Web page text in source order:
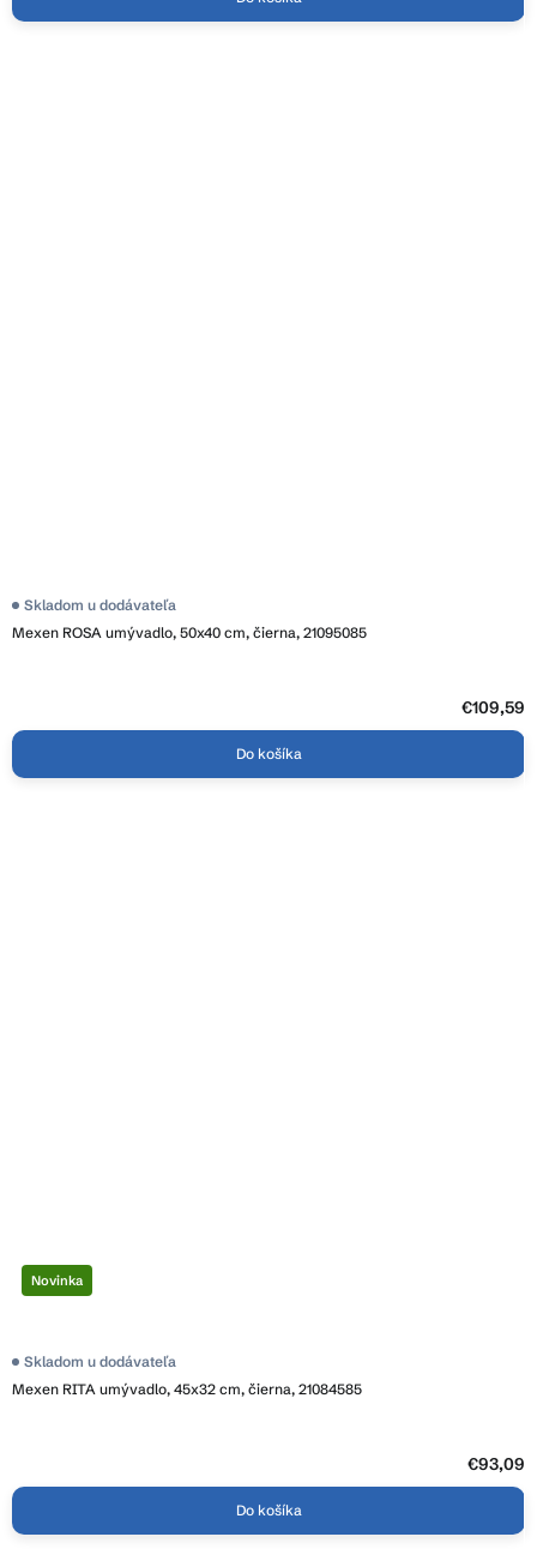
Mexen ROSA umývadlo, 50x40 cm, čierna, 21095085
Skladom u dodávateľa
€109,59
Do košíka
Novinka
Mexen RITA umývadlo, 45x32 cm, čierna, 21084585
Skladom u dodávateľa
€93,09
Do košíka